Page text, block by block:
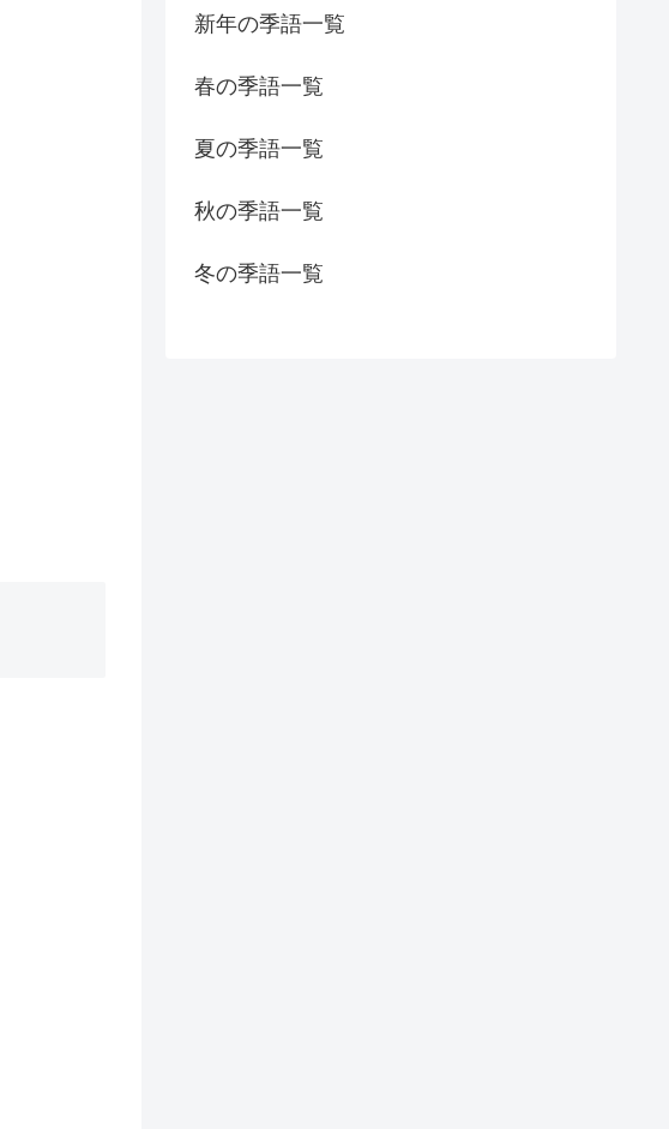
新年の季語一覧
春の季語一覧
夏の季語一覧
秋の季語一覧
冬の季語一覧